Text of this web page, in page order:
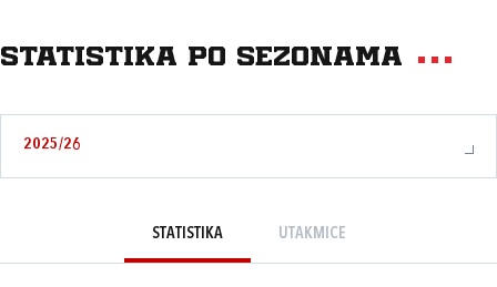
Statistika po sezonama
2025/26
STATISTIKA UTAKMICE